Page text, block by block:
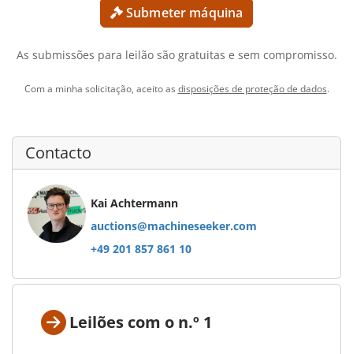
Submeter máquina
As submissões para leilão são gratuitas e sem compromisso.
Com a minha solicitação, aceito as disposições de proteção de dados.
Contacto
Kai Achtermann
auctions@machineseeker.com
+49 201 857 861 10
Leilões com o n.º 1